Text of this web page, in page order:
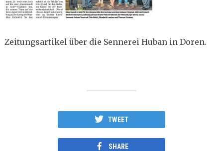
Zeitungsartikel über die Sennerei Huban in Doren.
TWEET
SHARE